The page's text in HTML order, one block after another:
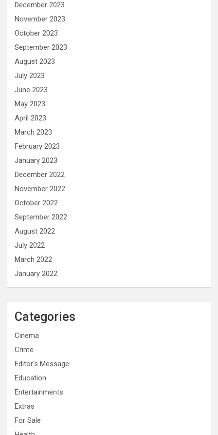
December 2023
November 2023
October 2023
September 2023
August 2023
July 2023
June 2023
May 2023
April 2023
March 2023
February 2023
January 2023
December 2022
November 2022
October 2022
September 2022
August 2022
July 2022
March 2022
January 2022
Categories
Cinema
Crime
Editor's Message
Education
Entertainments
Extras
For Sale